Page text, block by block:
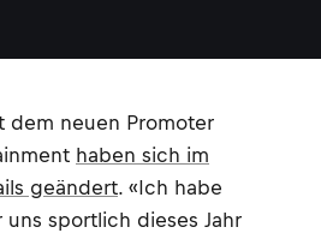
dem neuen Promoter
haben sich im
geändert. «Ich habe
sportlich dieses Jahr